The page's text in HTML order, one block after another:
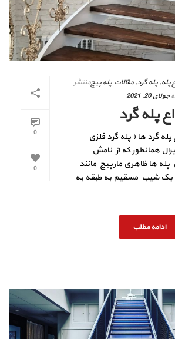
0
0
پله,پله گرد,مقالات پله پیچمنتشر
جولای 20, 2021
پله گرد
پله گرد ها ( پله گرد فلزی
همانطور که از نامش
ها ظاهری مارپیچ مانند
یک شیب مسقیم به طبقه به
ادامه مطلب